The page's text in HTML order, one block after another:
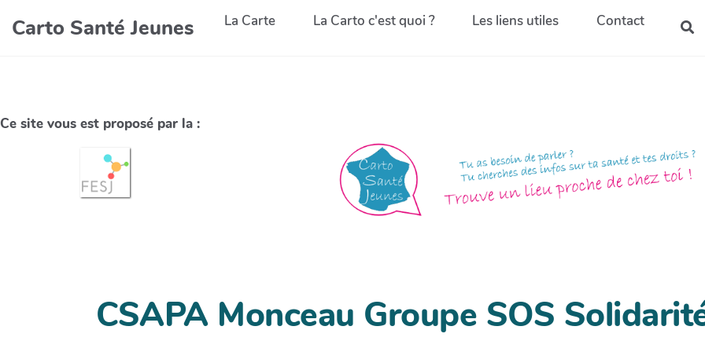
Carto Santé Jeunes La Carte La Carto c'est quoi ? Les liens utiles Contact
Ce site vous est proposé par la :
CSAPA Monceau Groupe SOS